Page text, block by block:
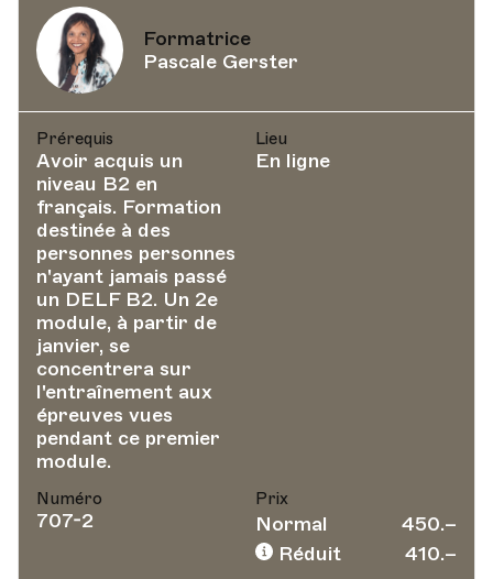
Formatrice
Pascale Gerster
Prérequis
Avoir acquis un
niveau B2 en
français. Formation
destinée à des
personnes personnes
n'ayant jamais passé
un DELF B2. Un 2e
module, à partir de
janvier, se
concentrera sur
l'entraînement aux
épreuves vues
pendant ce premier
module.
Lieu
En ligne
Numéro
707-2
Prix
Normal
450.–
Réduit
410.–